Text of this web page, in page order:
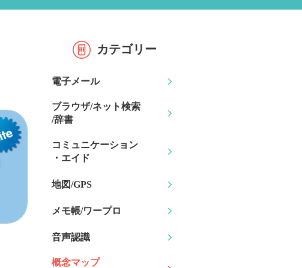
カテゴリー
電子メール
ブラウザ/ネット検索
/辞書
コミュニケーション
・エイド
地図/GPS
メモ帳/ワープロ
音声認識
概念マップ